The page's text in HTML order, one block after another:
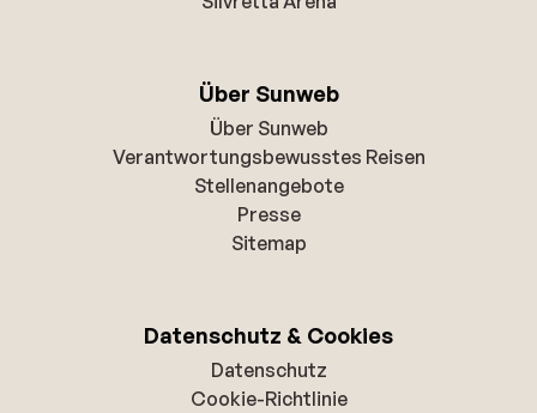
Über Sunweb
Über Sunweb
Verantwortungsbewusstes Reisen
Stellenangebote
Presse
Sitemap
Datenschutz & Cookies
Datenschutz
Cookie-Richtlinie